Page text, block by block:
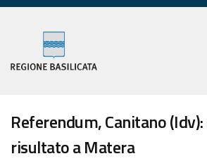
Referendum, Canitano
risultato a Matera